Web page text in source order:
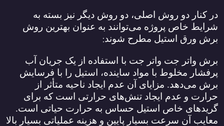
در کنار دو روش اصلی، دو روش دیگر نیز بسته به
شرایط خاص پروژه می‌توانند به عنوان بهترین روش
برش ورق استیل مطرح شوند:
برش واتر جت واتر جت با استفاده از یک جریان آب
پرفشار مخلوط با مواد ساینده، استیل را با فرسایش
برش می‌دهد. مزایای آن عدم ایجاد ناحیه متأثر از
حرارت و عدم ایجاد تنش‌های حرارتی است که برای
گریدهای خاص استیل حساس به حرارت حیاتی است.
معایب آن سرعت بسیار پایین و هزینه عملیاتی بسیار بالا